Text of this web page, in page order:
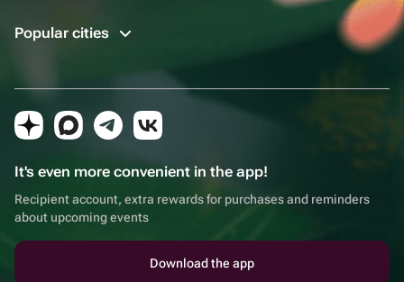
Popular cities
It's even more convenient in the app!
Recipient account, extra rewards for purchases and reminders
about upcoming events
Download the app